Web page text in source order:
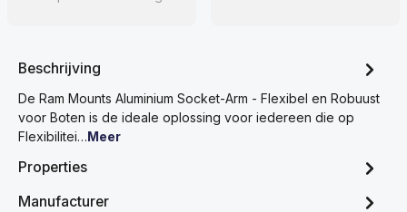
Beschrijving
De Ram Mounts Aluminium Socket-Arm - Flexibel en Robuust
voor Boten is de ideale oplossing voor iedereen die op
Flexibilitei…Meer
Properties
Manufacturer